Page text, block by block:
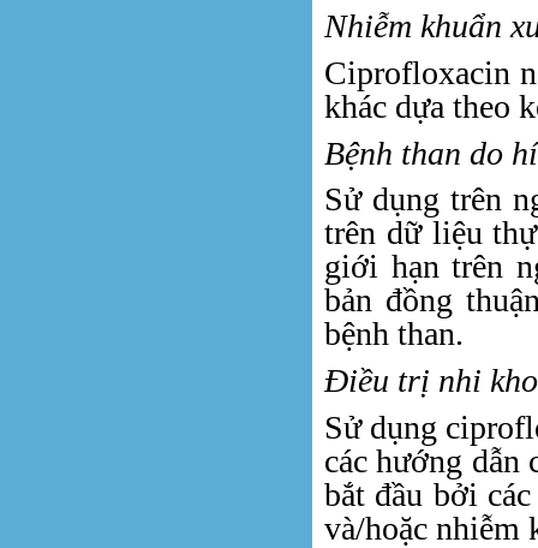
Nhiễm khuẩn
Ciprofloxacin
khác dựa theo
Bệnh than do
Sử dụng trên
trên dữ liệu
giới hạn trên
bản đồng
bệnh than.
Điều trị nhi
Sử dụng
các hướng
bắt đầu bởi
và/hoặc nhiễm